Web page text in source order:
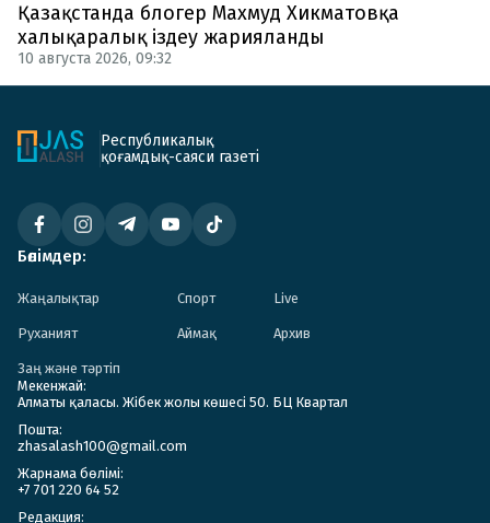
Қазақстанда блогер Махмуд Хикматовқа
халықаралық іздеу жарияланды
10 августа 2026, 09:32
Республикалық
қоғамдық-саяси газеті
Бөлімдер:
Жаңалықтар Спорт Live
Руханият Аймақ Архив
Заң және тәртіп
Мекенжай:
Алматы қаласы. Жібек жолы көшесі 50. БЦ Квартал
Пошта:
zhasalash100@gmail.com
Жарнама бөлімі:
+7 701 220 64 52
Редакция: